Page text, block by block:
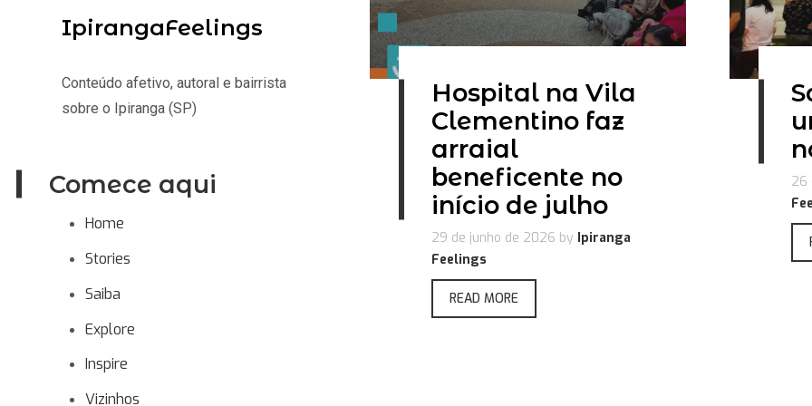
IpirangaFeelings
Conteúdo afetivo, autoral e bairrista
sobre o Ipiranga (SP)
Comece aqui
Home
Stories
Saiba
Explore
Inspire
Vizinhos
Hospital na Vila
Clementino faz
arraial
beneficente no
início de julho
29 de junho de 2026 by Ipiranga
Feelings
READ MORE
26